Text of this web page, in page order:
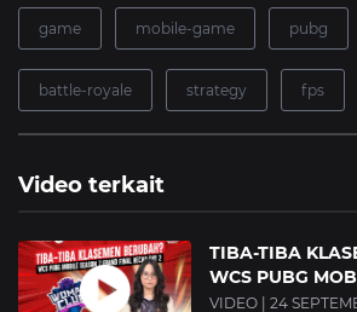
game mobile-game pubg
battle-royale strategy fps
Video terkait
TIBA-TIBA
WCS PUBG
VIDEO | 24